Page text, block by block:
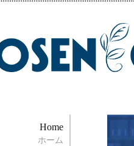
Home
ホーム